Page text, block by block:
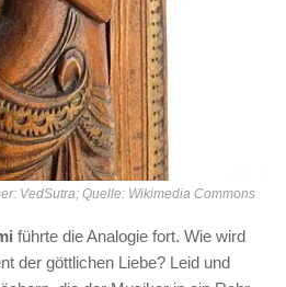
VedSutra; Quelle: Wikimedia Commons
führte die Analogie fort. Wie wird
der göttlichen Liebe? Leid und